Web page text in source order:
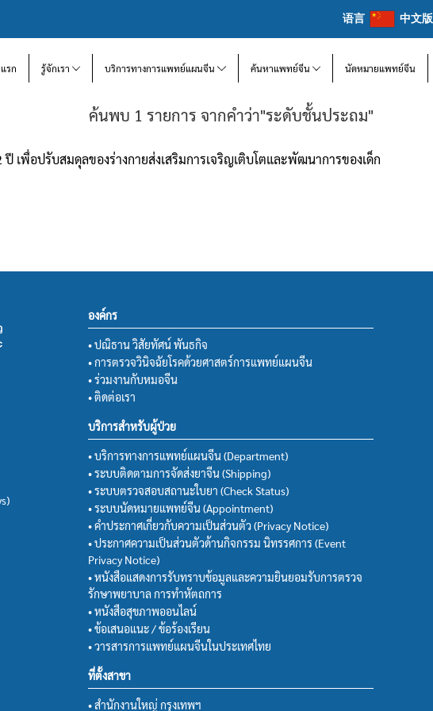
语言 中文版
รก รู้จักเรา บริการทางการแพทย์แผนจีน ค้นหาแพทย์จีน นัดหมายแพทย์จีน
ค้นพบ 1 รายการ จากคำว่า"ระดับชั้นประถม"
เพื่อปรับสมดุลของร่างกายส่งเสริมการเจริญเติบโตและพัฒนาการของเด็ก
องค์กร
• ปณิธาน วิสัยทัศน์ พันธกิจ
• การตรวจวินิจฉัยโรคด้วยศาสตร์การแพทย์แผนจีน
• ร่วมงานกับหมอจีน
• ติดต่อเรา
บริการสำหรับผู้ป่วย
• บริการทางการแพทย์แผนจีน (Department)
• ระบบติดตามการจัดส่งยาจีน (Shipping)
• ระบบตรวจสอบสถานะใบยา (Check Status)
• ระบบนัดหมายแพทย์จีน (Appointment)
• คำประกาศเกี่ยวกับความเป็นส่วนตัว (Privacy Notice)
• ประกาศความเป็นส่วนตัวด้านกิจกรรม นิทรรศการ (Event
Privacy Notice)
• หนังสือแสดงการรับทราบข้อมูลและความยินยอมรับการตรวจ
รักษาพยาบาล การทำหัตถการ
• หนังสือสุขภาพออนไลน์
• ข้อเสนอแนะ / ข้อร้องเรียน
• วารสารการแพทย์แผนจีนในประเทศไทย
ที่ตั้งสาขา
• สำนักงานใหญ่ กรุงเทพฯ